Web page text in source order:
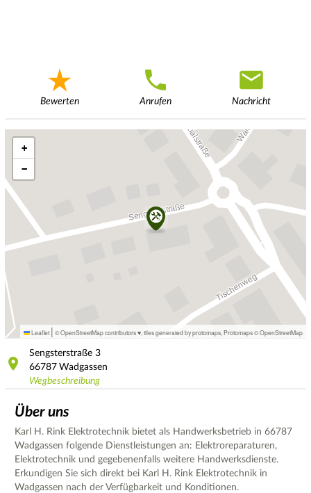
Bewerten Anrufen Nachricht
+
−
Leaflet | © OpenStreetMap contributors ♥, tiles generated by protomaps Protomaps©OpenStreetMap
Sengsterstraße 3
66787 Wadgassen
Wegbeschreibung
Über uns
Karl H. Rink Elektrotechnik bietet als Handwerksbetrieb in 66787
Wadgassen folgende Dienstleistungen an: Elektroreparaturen,
Elektrotechnik und gegebenenfalls weitere Handwerksdienste.
Erkundigen Sie sich direkt bei Karl H. Rink Elektrotechnik in
Wadgassen nach der Verfügbarkeit und Konditionen.